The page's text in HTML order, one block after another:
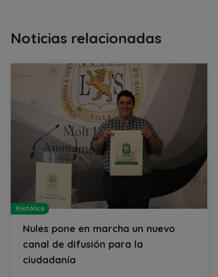
Noticias relacionadas
Histórico
Nules pone en marcha un nuevo
canal de difusión para la
ciudadanía